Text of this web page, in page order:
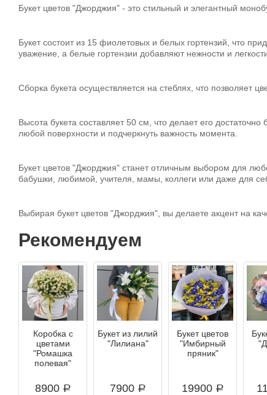
Букет цветов "Джорджия" - это стильный и элегантный
Букет состоит из 15 фиолетовых и белых гортензий, что
уважение, а белые гортензии добавляют нежности и
Сборка букета осуществляется на стеблях, что позволяет
Высота букета составляет 50 см, что делает его
любой поверхности и подчеркнуть важность момента.
Букет цветов "Джорджия" станет отличным выбором для
бабушки, любимой, учителя, мамы, коллеги или даже для
Выбирая букет цветов "Джорджия", вы делаете акцент на
Рекомендуем
Коробка с
цветами
"Ромашка
полевая"
8900 a
Букет из лилий
"Лилиана"
7900 a
Букет цветов
"Имбирный
пряник"
19900 a